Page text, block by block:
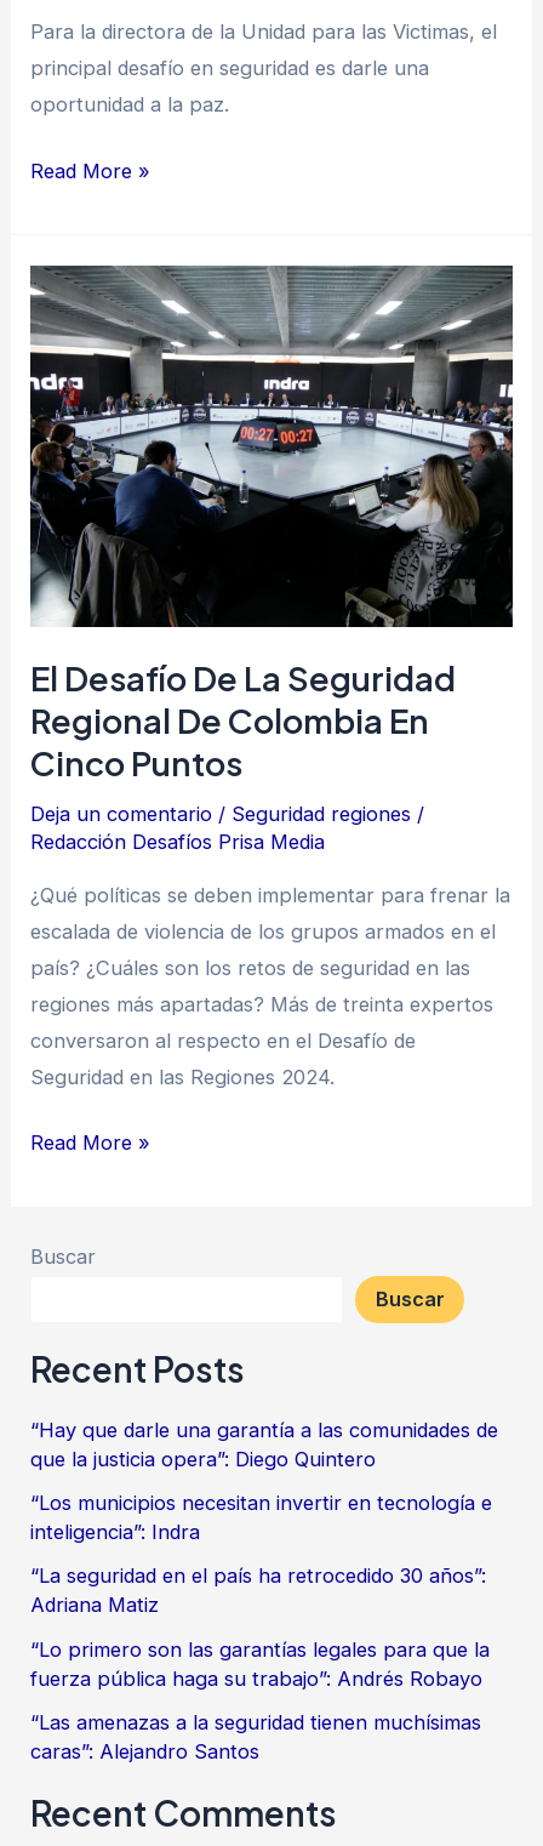
Para la directora de la Unidad para las Victimas, el
principal desafío en seguridad es darle una
oportunidad a la paz.
Read More »
El Desafío De La Seguridad
Regional De Colombia En
Cinco Puntos
Deja un comentario / Seguridad regiones /
Redacción Desafíos Prisa Media
¿Qué políticas se deben implementar para frenar la
escalada de violencia de los grupos armados en el
país? ¿Cuáles son los retos de seguridad en las
regiones más apartadas? Más de treinta expertos
conversaron al respecto en el Desafío de
Seguridad en las Regiones 2024.
El
desafío
de
la
seguridad
regional
de
Colombia
en
cinco
Read More »
Buscar
Buscar
Recent Posts
“Hay que darle una garantía a las comunidades de
que la justicia opera”: Diego Quintero
“Los municipios necesitan invertir en tecnología e
inteligencia”: Indra
“La seguridad en el país ha retrocedido 30 años”:
Adriana Matiz
“Lo primero son las garantías legales para que la
fuerza pública haga su trabajo”: Andrés Robayo
“Las amenazas a la seguridad tienen muchísimas
caras”: Alejandro Santos
Recent Comments